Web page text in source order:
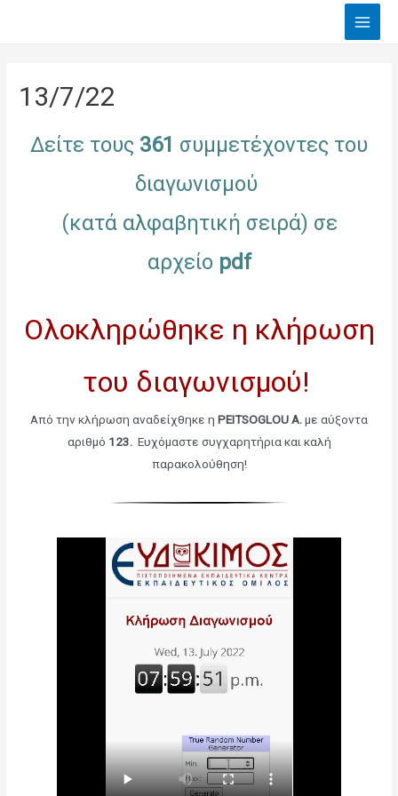
Main
13/7/22
Δείτε τους 361 συμμετέχοντες του
διαγωνισμού
(κατά αλφαβητική σειρά) σε
αρχείο pdf
Ολοκληρώθηκε η κλήρωση
του διαγωνισμού!
Από την κλήρωση αναδείχθηκε η PEITSOGLOU A.με αύξοντα
αριθμό 123.Ευχόμαστε συγχαρητήρια και καλή
παρακολούθηση!